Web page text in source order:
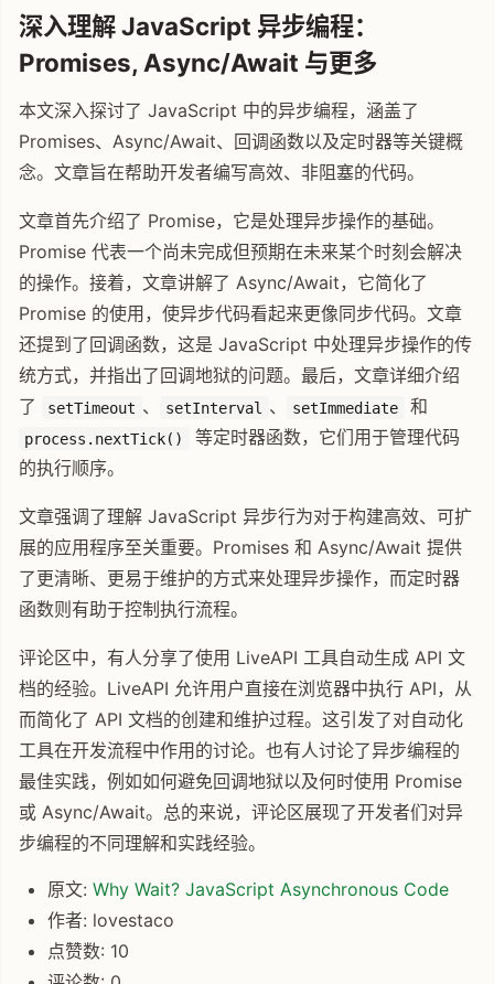
深入理解 JavaScript 异步编程：
Promises, Async/Await 与更多
本文深入探讨了 JavaScript 中的异步编程，涵盖了
Promises、Async/Await、回调函数以及定时器等关键概
念。文章旨在帮助开发者编写高效、非阻塞的代码。
文章首先介绍了 Promise，它是处理异步操作的基础。
Promise 代表一个尚未完成但预期在未来某个时刻会解决
的操作。接着，文章讲解了 Async/Await，它简化了
Promise 的使用，使异步代码看起来更像同步代码。文章
还提到了回调函数，这是 JavaScript 中处理异步操作的传
统方式，并指出了回调地狱的问题。最后，文章详细介绍
了
setTimeout 、 setInterval 、 setImmediate 和
process.nextTick()
等定时器函数，它们用于管理代码
的执行顺序。
文章强调了理解 JavaScript 异步行为对于构建高效、可扩
展的应用程序至关重要。Promises 和 Async/Await 提供
了更清晰、更易于维护的方式来处理异步操作，而定时器
函数则有助于控制执行流程。
评论区中，有人分享了使用 LiveAPI 工具自动生成 API 文
档的经验。LiveAPI 允许用户直接在浏览器中执行 API，从
而简化了 API 文档的创建和维护过程。这引发了对自动化
工具在开发流程中作用的讨论。也有人讨论了异步编程的
最佳实践，例如如何避免回调地狱以及何时使用 Promise
或 Async/Await。总的来说，评论区展现了开发者们对异
步编程的不同理解和实践经验。
原文: Why Wait? JavaScript Asynchronous Code
作者: lovestaco
点赞数: 10